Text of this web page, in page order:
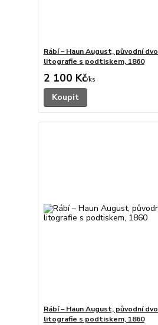
Rábí – Haun August, původní
litografie s podtiskem, 1860
2 100 Kč/ks
Koupit
Rábí – Haun August, původní
litografie s podtiskem, 1860